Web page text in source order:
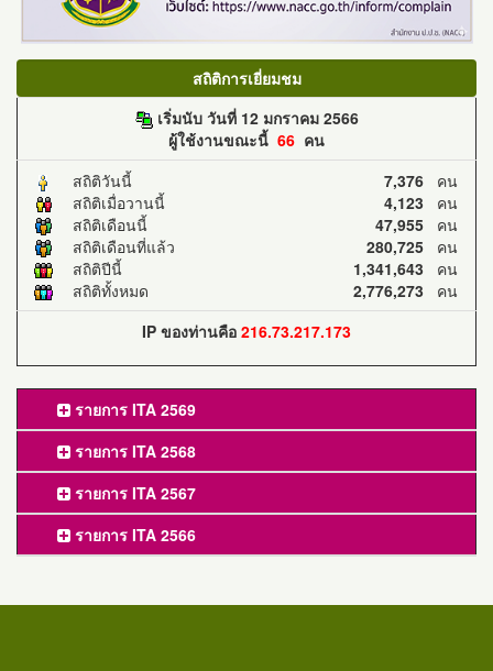
สถิติการเยี่ยมชม
เริ่มนับ วันที่ 12 มกราคม 2566
ผู้ใช้งานขณะนี้ 66 คน
สถิติวันนี้
7,376 คน
สถิติเมื่อวานนี้
4,123 คน
สถิติเดือนนี้
47,955 คน
สถิติเดือนที่แล้ว
280,725 คน
สถิติปีนี้
1,341,643 คน
สถิติทั้งหมด
2,776,273 คน
IP ของท่านคือ 216.73.217.173
รายการ ITA 2569
รายการ ITA 2568
รายการ ITA 2567
รายการ ITA 2566